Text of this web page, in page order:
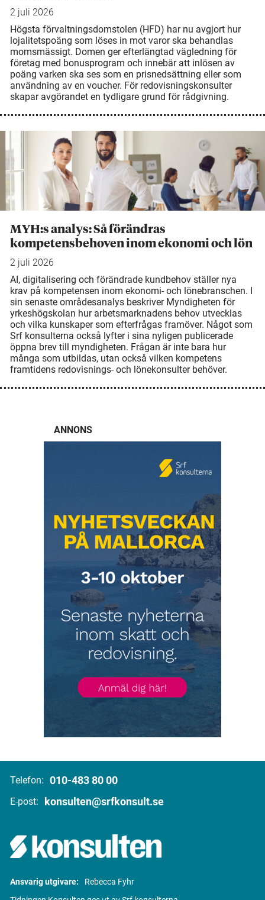
2 juli 2026
Högsta förvaltningsdomstolen (HFD) har nu avgjort hur
lojalitetspoäng som löses in mot varor ska behandlas
momsmässigt. Domen ger efterlängtad vägledning för
företag med bonusprogram och innebär att inlösen av
poäng varken ska ses som en prisnedsättning eller som
användning av en voucher. För redovisningskonsulter
skapar avgörandet en tydligare grund för rådgivning.
MYH:s analys: Så förändras
kompetensbehoven inom ekonomi och lön
2 juli 2026
AI, digitalisering och förändrade kundbehov ställer nya
krav på kompetensen inom ekonomi- och lönebranschen. I
sin senaste områdesanalys beskriver Myndigheten för
yrkeshögskolan hur arbetsmarknadens behov utvecklas
och vilka kunskaper som efterfrågas framöver. Något som
Srf konsulterna också lyfter i sina nyligen publicerade
öppna brev till myndigheten. Frågan är inte bara hur
många som utbildas, utan också vilken kompetens
framtidens redovisnings- och lönekonsulter behöver.
ANNONS
Telefon: 010-483 80 00
E-post: konsulten@srfkonsult.se
Ansvarig utgivare:
Rebecca Fyhr